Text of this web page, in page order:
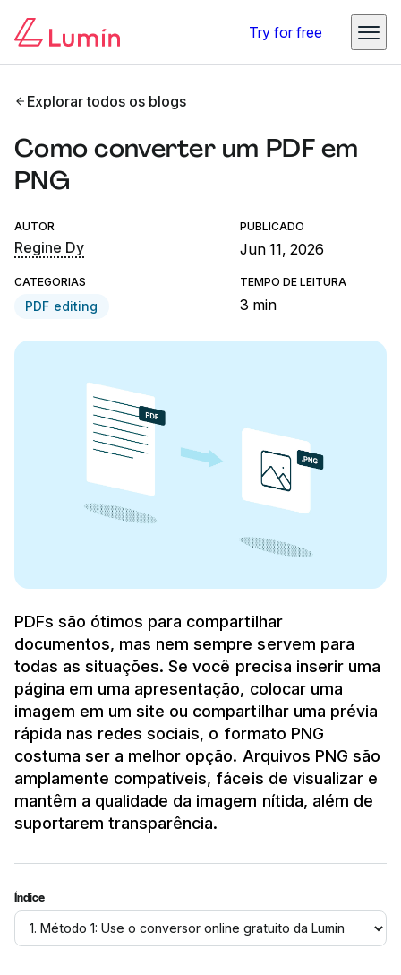
Try for free
Explorar todos os blogs
Como converter um PDF em
PNG
AUTOR
Regine Dy
PUBLICADO
Jun 11, 2026
CATEGORIAS
PDF editing
TEMPO DE LEITURA
3 min
PDFs são ótimos para compartilhar
documentos, mas nem sempre servem para
todas as situações. Se você precisa inserir uma
página em uma apresentação, colocar uma
imagem em um site ou compartilhar uma prévia
rápida nas redes sociais, o formato PNG
costuma ser a melhor opção. Arquivos PNG são
amplamente compatíveis, fáceis de visualizar e
mantêm a qualidade da imagem nítida, além de
suportarem transparência.
Índice